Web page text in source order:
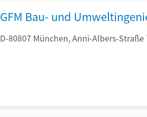
GFM Bau- und
D-80807 München, Anni-Albers-Straße